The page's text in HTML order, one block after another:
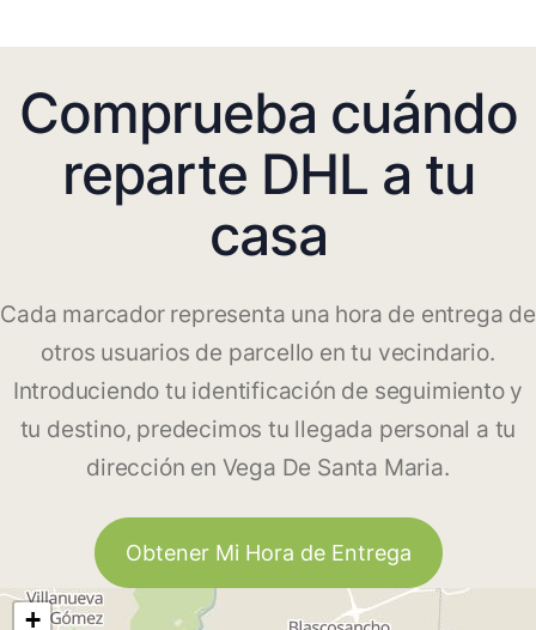
Comprueba cuándo
reparte DHL a tu
casa
Cada marcador representa una hora de entrega de
otros usuarios de parcello en tu vecindario.
Introduciendo tu identificación de seguimiento y
tu destino, predecimos tu llegada personal a tu
dirección en Vega De Santa Maria.
Obtener Mi Hora de Entrega
+